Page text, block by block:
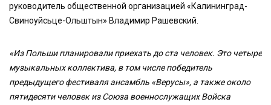
руководитель общественной организацией «Калининград-
Свиноуйсьце-Ольштын» Владимир Рашевский.
«Из Польши планировали приехать до ста человек. Это четыре
музыкальных коллектива, в том числе победитель
предыдущего фестиваля ансамбль «Верусы», а также около
пятидесяти человек из Союза военнослужащих Войска